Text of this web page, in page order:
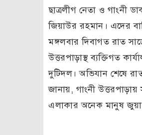
ছাত্রলীগ নেতা ও গাংনী
জিয়াউর রহমান। এদের
মঙ্গলবার দিবাগত রাত
উত্তরপাড়াস্থ ব্যক্তিগত
দুটিদল। অভিযান শেষে
জানায়, গাংনী
এলাকার অনেক মানুষ